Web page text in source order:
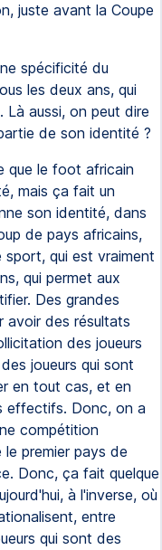
juste avant la Coupe
spécificité du
les deux ans, qui
Là aussi, on peut dire
de son identité ?
que le foot africain
mais ça fait un
son identité, dans
de pays africains,
sport, qui est vraiment
qui permet aux
Des grandes
des résultats
des joueurs
joueurs qui sont
en tout cas, et en
effectifs. Donc, on a
compétition
premier pays de
Donc, ça fait quelque
à l'inverse, où
entre
qui sont des